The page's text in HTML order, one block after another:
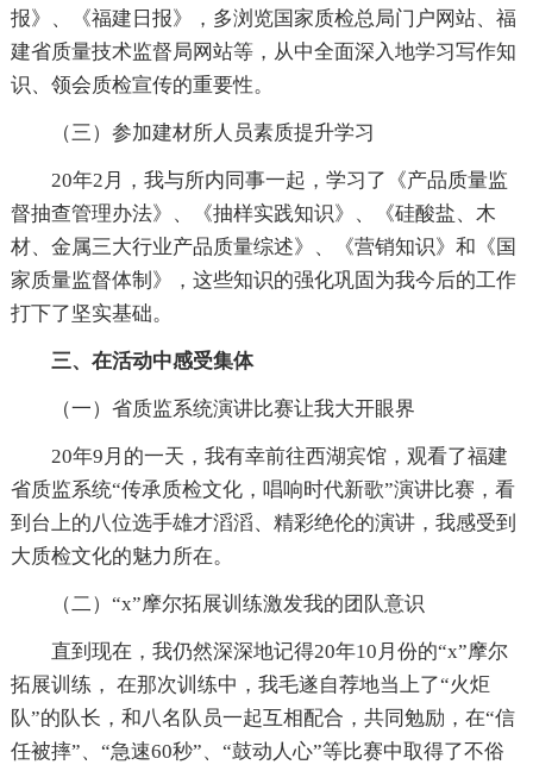
报》、《福建日报》，多浏览国家质检总局门户网站、福
建省质量技术监督局网站等，从中全面深入地学习写作知
识、领会质检宣传的重要性。
（三）参加建材所人员素质提升学习
20年2月，我与所内同事一起，学习了《产品质量监
督抽查管理办法》、《抽样实践知识》、《硅酸盐、木
材、金属三大行业产品质量综述》、《营销知识》和《国
家质量监督体制》，这些知识的强化巩固为我今后的工作
打下了坚实基础。
三、在活动中感受集体
（一）省质监系统演讲比赛让我大开眼界
20年9月的一天，我有幸前往西湖宾馆，观看了福建
省质监系统“传承质检文化，唱响时代新歌”演讲比赛，看
到台上的八位选手雄才滔滔、精彩绝伦的演讲，我感受到
大质检文化的魅力所在。
（二）“x”摩尔拓展训练激发我的团队意识
直到现在，我仍然深深地记得20年10月份的“x”摩尔
拓展训练， 在那次训练中，我毛遂自荐地当上了“火炬
队”的队长，和八名队员一起互相配合，共同勉励，在“信
任被摔”、“急速60秒”、“鼓动人心”等比赛中取得了不俗